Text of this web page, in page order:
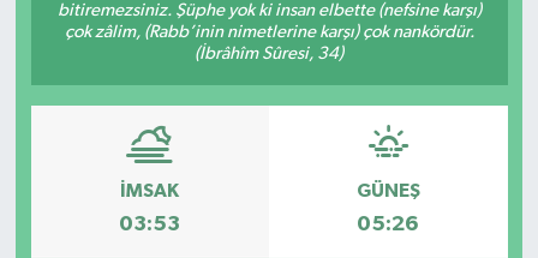
bitiremezsiniz. Şüphe yok ki insan elbette (nefsine karşı)
çok zâlim, (Rabb’inin nimetlerine karşı) çok nankördür.
(İbrâhîm Sûresi, 34)
İMSAK
03:53
GÜNEŞ
05:26